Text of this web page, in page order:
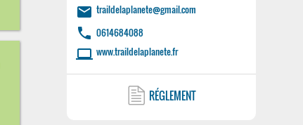
email traildelaplanete@gmail.com
phone 0614684088
laptop www.traildelaplanete.fr
RÉGLEMENT